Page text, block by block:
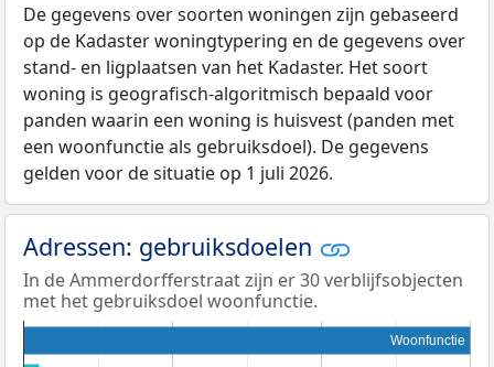
De gegevens over soorten woningen zijn gebaseerd
op de Kadaster woningtypering en de gegevens over
stand- en ligplaatsen van het Kadaster. Het soort
woning is geografisch-algoritmisch bepaald voor
panden waarin een woning is huisvest (panden met
een woonfunctie als gebruiksdoel). De gegevens
gelden voor de situatie op 1 juli 2026.
Adressen: gebruiksdoelen
In de Ammerdorfferstraat zijn er 30 verblijfsobjecten
met het gebruiksdoel woonfunctie.
Woonfunctie